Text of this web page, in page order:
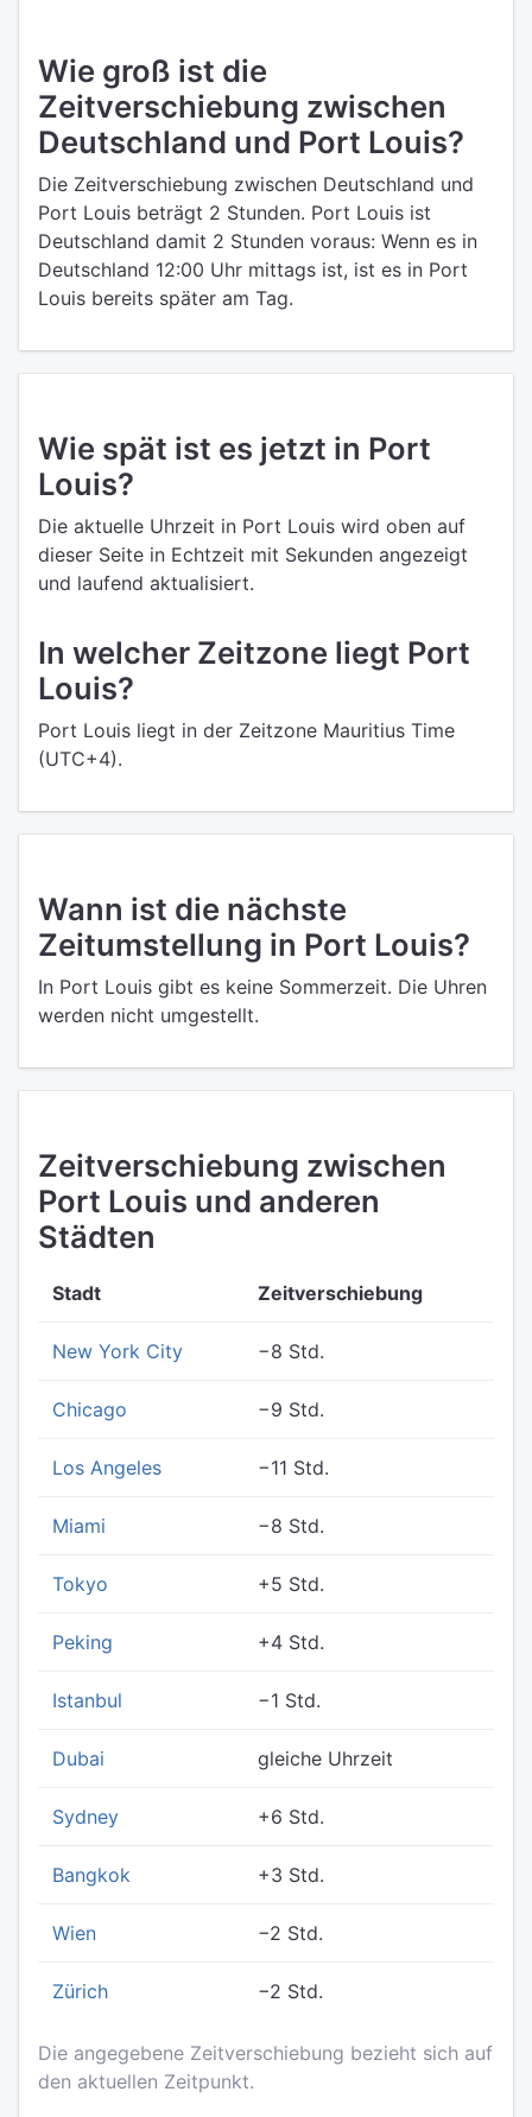
Wie groß ist die
Zeitverschiebung zwischen
Deutschland und Port Louis?
Die Zeitverschiebung zwischen Deutschland und
Port Louis beträgt 2 Stunden. Port Louis ist
Deutschland damit 2 Stunden voraus: Wenn es in
Deutschland 12:00 Uhr mittags ist, ist es in Port
Louis bereits später am Tag.
Wie spät ist es jetzt in Port
Louis?
Die aktuelle Uhrzeit in Port Louis wird oben auf
dieser Seite in Echtzeit mit Sekunden angezeigt
und laufend aktualisiert.
In welcher Zeitzone liegt Port
Louis?
Port Louis liegt in der Zeitzone Mauritius Time
(UTC+4).
Wann ist die nächste
Zeitumstellung in Port Louis?
In Port Louis gibt es keine Sommerzeit. Die Uhren
werden nicht umgestellt.
Zeitverschiebung zwischen
Port Louis und anderen
Städten
Stadt Zeitverschiebung
New York City −8 Std.
Chicago −9 Std.
Los Angeles −11 Std.
Miami −8 Std.
Tokyo +5 Std.
Peking +4 Std.
Istanbul −1 Std.
Dubai gleiche Uhrzeit
Sydney +6 Std.
Bangkok +3 Std.
Wien −2 Std.
Zürich −2 Std.
Die angegebene Zeitverschiebung bezieht sich auf
den aktuellen Zeitpunkt.